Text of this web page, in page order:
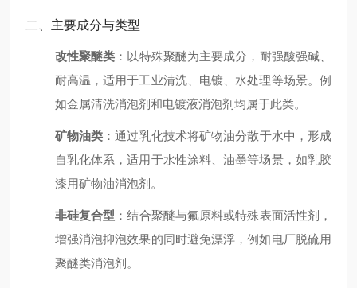
二、主要成分与类型
改性聚醚类 ：以特殊聚醚为主要成分，耐强酸强碱、
耐高温，适用于工业清洗、电镀、水处理等场景。例
如金属清洗消泡剂和电镀液消泡剂均属于此类。
矿物油类 ：通过乳化技术将矿物油分散于水中，形成
自乳化体系，适用于水性涂料、油墨等场景，如乳胶
漆用矿物油消泡剂。
非硅复合型 ：结合聚醚与氟原料或特殊表面活性剂，
增强消泡抑泡效果的同时避免漂浮，例如电厂脱硫用
聚醚类消泡剂。